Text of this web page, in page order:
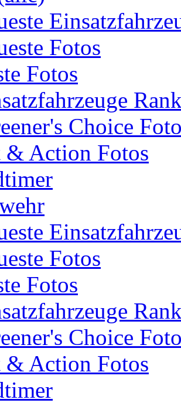
Fotos
Fotos
Choice
Action Fotos
Fotos
Fotos
Choice
Action Fotos